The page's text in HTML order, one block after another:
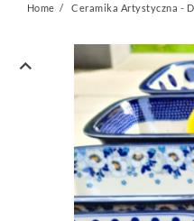
Home Ceramika Artystyczna -